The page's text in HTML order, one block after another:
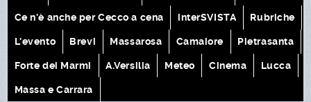
Ce n'è anche per Cecco a cena interSVISTA Rubriche
L'evento Brevi Massarosa Camaiore Pietrasanta
Forte dei Marmi A.Versilia Meteo Cinema Lucca
Massa e Carrara